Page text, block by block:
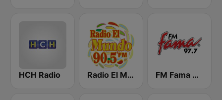
HCH Radio Radio El Mundo 90.5 FM FM Fama 97.7